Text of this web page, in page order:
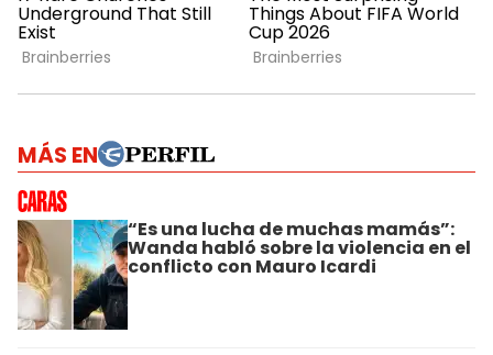
MÁS EN
“Es una lucha de muchas mamás”:
Wanda habló sobre la violencia en el
conflicto con Mauro Icardi